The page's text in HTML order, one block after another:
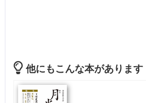
他にもこんな本があります